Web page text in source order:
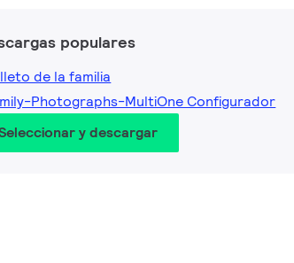
populares
de la familia
Photographs-MultiOne Configurador
y descargar